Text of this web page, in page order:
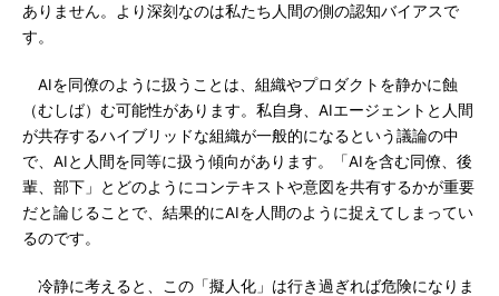
ありません。より深刻なのは私たち人間の側の認知バイアスで
す。
AIを同僚のように扱うことは、組織やプロダクトを静かに蝕
（むしば）む可能性があります。私自身、AIエージェントと人間
が共存するハイブリッドな組織が一般的になるという議論の中
で、AIと人間を同等に扱う傾向があります。「AIを含む同僚、後
輩、部下」とどのようにコンテキストや意図を共有するかが重要
だと論じることで、結果的にAIを人間のように捉えてしまってい
るのです。
冷静に考えると、この「擬人化」は行き過ぎれば危険になりま